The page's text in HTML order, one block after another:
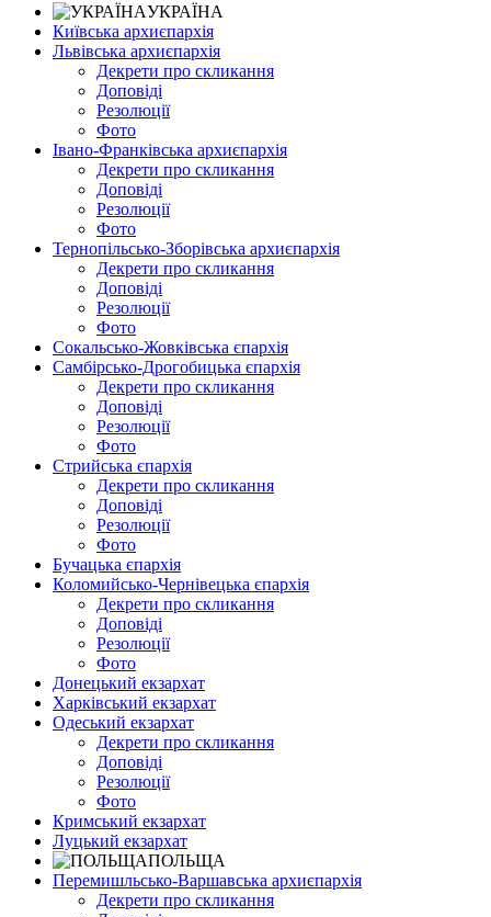
УКРАЇНА
Київська архиєпархія
Львівська архиєпархія
Декрети про скликання
Доповіді
Резолюції
Фото
Івано-Франківська архиєпархія
Декрети про скликання
Доповіді
Резолюції
Фото
Тернопільсько-Зборівська архиєпархія
Декрети про скликання
Доповіді
Резолюції
Фото
Сокальсько-Жовківська єпархія
Самбірсько-Дрогобицька єпархія
Декрети про скликання
Доповіді
Резолюції
Фото
Стрийська єпархія
Декрети про скликання
Доповіді
Резолюції
Фото
Бучацька єпархія
Коломийсько-Чернівецька єпархія
Декрети про скликання
Доповіді
Резолюції
Фото
Донецький екзархат
Харківський екзархат
Одеський екзархат
Декрети про скликання
Доповіді
Резолюції
Фото
Кримський екзархат
Луцький екзархат
ПОЛЬЩА
Перемишльсько-Варшавська архиєпархія
Декрети про скликання